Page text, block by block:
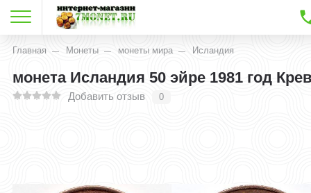
Главная Монеты монеты мира Исландия
монета Исландия 50 эйре 1981 год
Добавить отзыв 0